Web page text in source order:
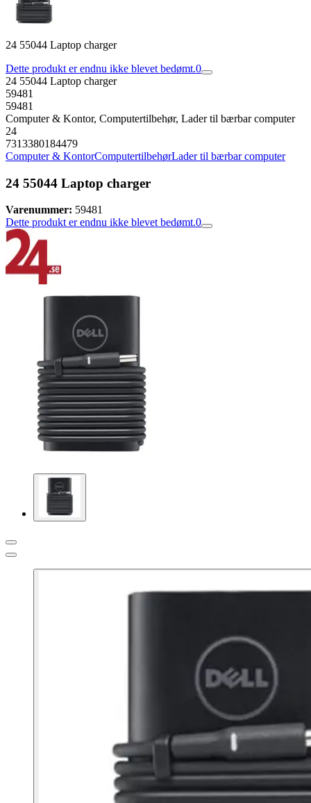
24 55044 Laptop charger
Dette produkt er endnu ikke blevet bedømt.0
24 55044 Laptop charger
59481
59481
Computer & Kontor, Computertilbehør, Lader til bærbar computer
24
7313380184479
Computer & KontorComputertilbehørLader til bærbar computer
24 55044 Laptop charger
Varenummer: 59481
Dette produkt er endnu ikke blevet bedømt.0